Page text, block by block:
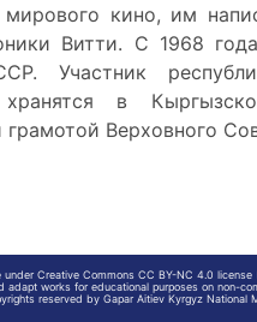
кино, им
Витти. С 1968
Участник
в
Верховного
Creative Commons CC BY-NC 4.0
adapt works for educational purposes on non-
reserved by Gapar Aitiev Kyrgyz National